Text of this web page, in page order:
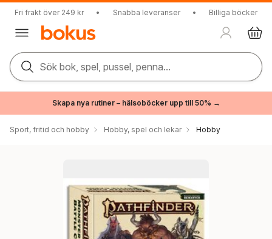
Fri frakt över 249 kr • Snabba leveranser • Billiga böcker
Sök bok, spel, pussel, penna...
Skapa nya rutiner – hälsoböcker upp till 50% →
Sport, fritid och hobby Hobby, spel och lekar Hobby